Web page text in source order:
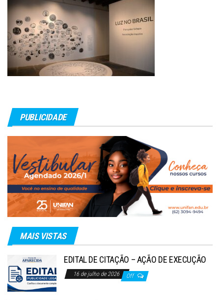
PUBLICIDADE
MAIS VISTAS
EDITAL DE CITAÇÃO – AÇÃO DE EXECUÇÃO
16 de julho de 2026 Off